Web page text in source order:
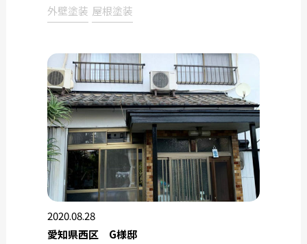
外壁塗装 屋根塗装
2020.08.28
愛知県西区 G様邸